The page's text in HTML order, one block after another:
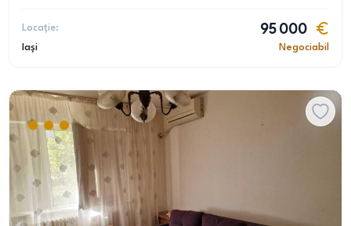
Locație:
Iași
95 000
Negociabil